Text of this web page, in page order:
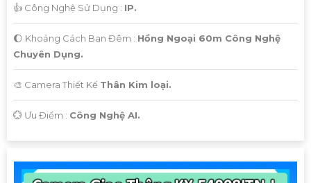
👍 Công Nghệ Sử Dụng : IP.
🌔 Khoảng Cách Ban Đêm : Hồng Ngoại 60m Công Nghệ
Chuyên Dụng.
🎨 Camera Thiết Kế Thân Kim loại.
️💮 Ưu Điểm : Công Nghệ AI.